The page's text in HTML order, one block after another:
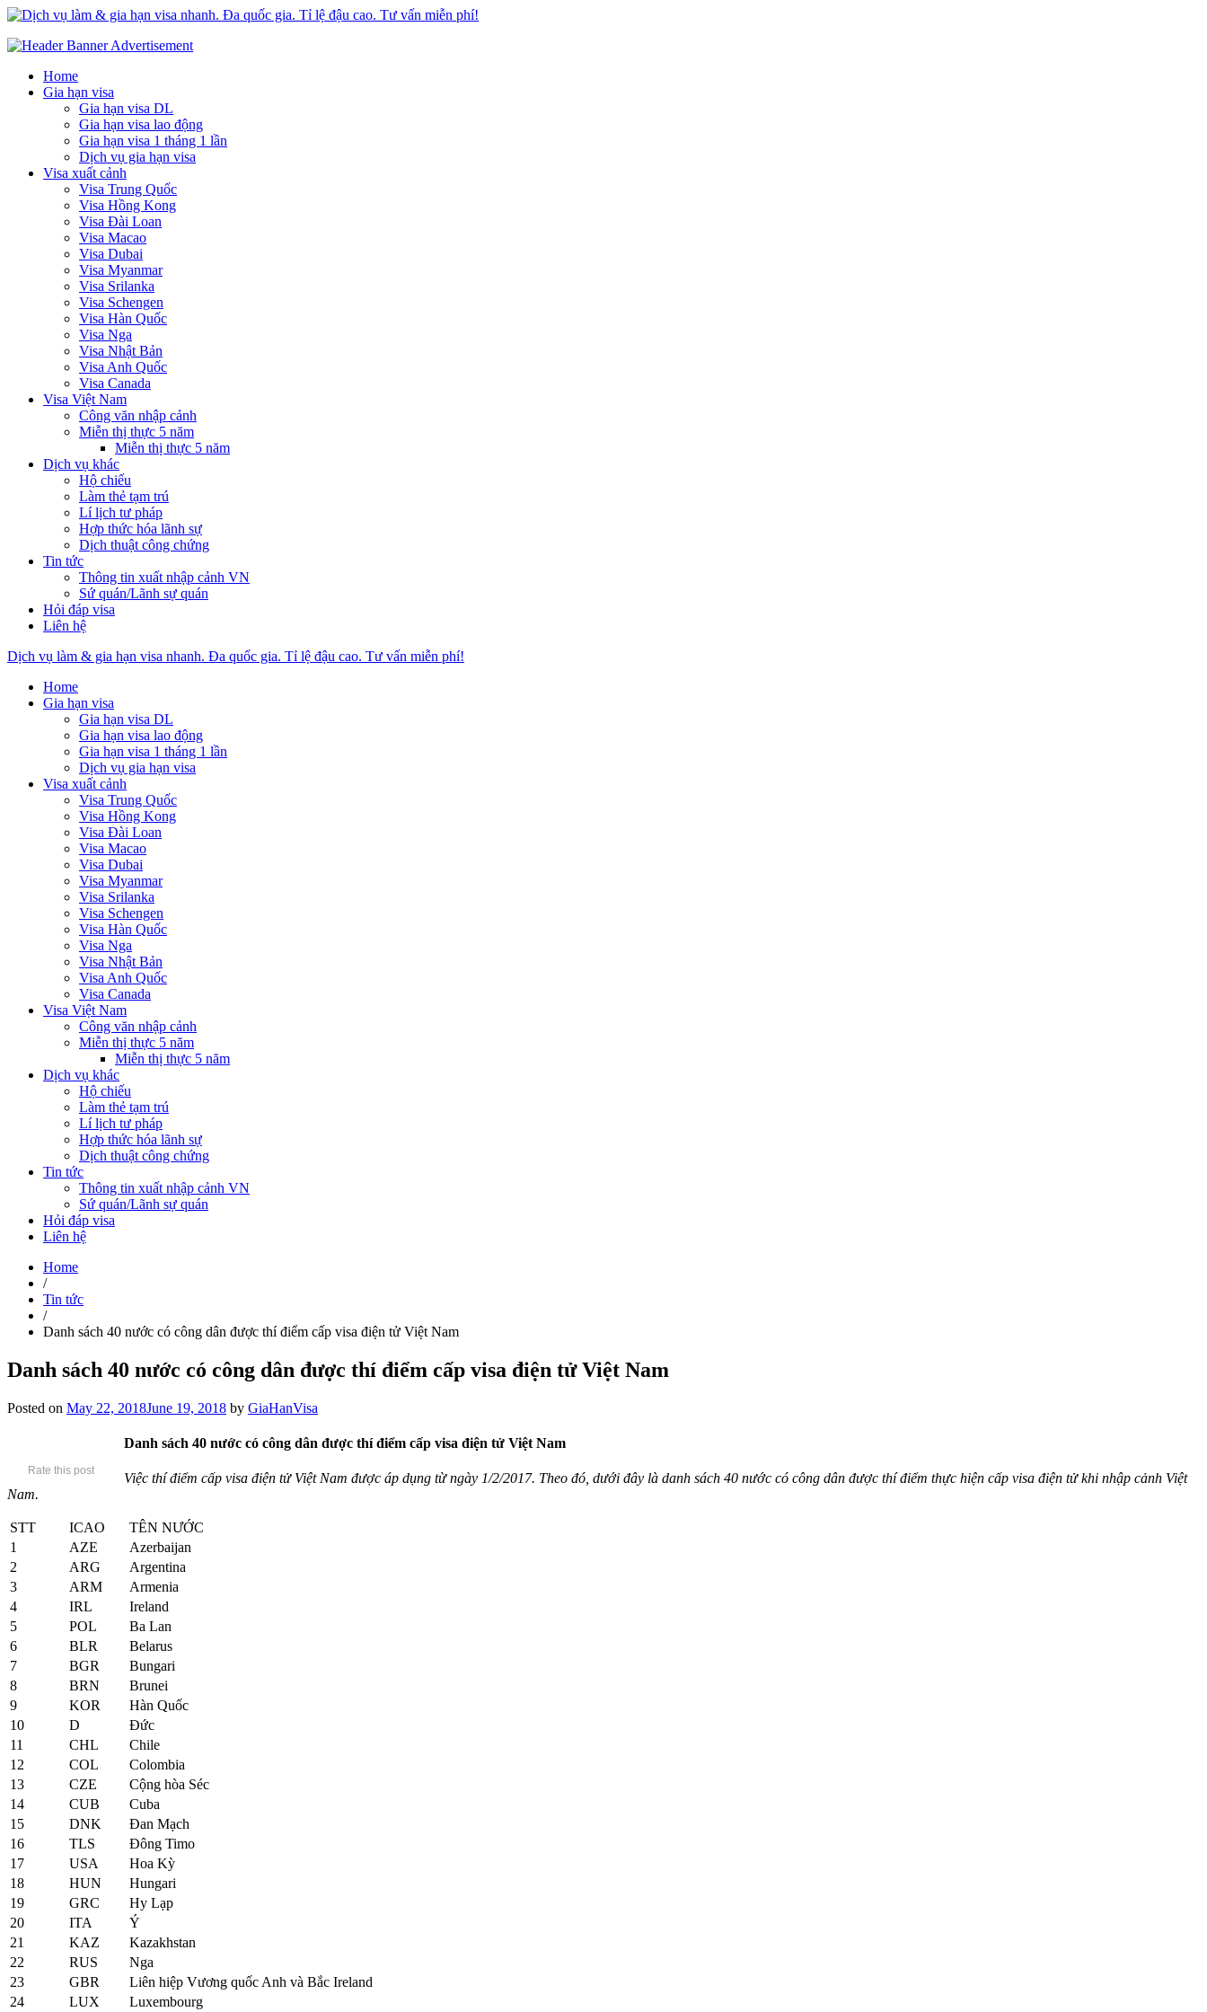
Dịch vụ làm & gia hạn visa nhanh. Đa quốc gia. Tỉ lệ đậu cao. Tư vấn miễn phí!
Home
Gia hạn visa
Gia hạn visa DL
Gia hạn visa lao động
Gia hạn visa 1 tháng 1 lần
Dịch vụ gia hạn visa
Visa xuất cảnh
Visa Trung Quốc
Visa Hồng Kong
Visa Đài Loan
Visa Macao
Visa Dubai
Visa Myanmar
Visa Srilanka
Visa Schengen
Visa Hàn Quốc
Visa Nga
Visa Nhật Bản
Visa Anh Quốc
Visa Canada
Visa Việt Nam
Công văn nhập cảnh
Miễn thị thực 5 năm
Miễn thị thực 5 năm
Dịch vụ khác
Hộ chiếu
Làm thẻ tạm trú
Lí lịch tư pháp
Hợp thức hóa lãnh sự
Dịch thuật công chứng
Tin tức
Thông tin xuất nhập cảnh VN
Sứ quán/Lãnh sự quán
Hỏi đáp visa
Liên hệ
Dịch vụ làm & gia hạn visa nhanh. Đa quốc gia. Tỉ lệ đậu cao. Tư vấn miễn phí!
Home
Gia hạn visa
Gia hạn visa DL
Gia hạn visa lao động
Gia hạn visa 1 tháng 1 lần
Dịch vụ gia hạn visa
Visa xuất cảnh
Visa Trung Quốc
Visa Hồng Kong
Visa Đài Loan
Visa Macao
Visa Dubai
Visa Myanmar
Visa Srilanka
Visa Schengen
Visa Hàn Quốc
Visa Nga
Visa Nhật Bản
Visa Anh Quốc
Visa Canada
Visa Việt Nam
Công văn nhập cảnh
Miễn thị thực 5 năm
Miễn thị thực 5 năm
Dịch vụ khác
Hộ chiếu
Làm thẻ tạm trú
Lí lịch tư pháp
Hợp thức hóa lãnh sự
Dịch thuật công chứng
Tin tức
Thông tin xuất nhập cảnh VN
Sứ quán/Lãnh sự quán
Hỏi đáp visa
Liên hệ
Home
/
Tin tức
/
Danh sách 40 nước có công dân được thí điểm cấp visa điện tử Việt Nam
Danh sách 40 nước có công dân được thí điểm cấp visa điện tử Việt Nam
Posted on May 22, 2018June 19, 2018 by GiaHanVisa
Rate this post
Danh sách 40 nước có công dân được thí điểm cấp visa điện tử Việt Nam
Việc thí điểm cấp visa điện tử Việt Nam được áp dụng từ ngày 1/2/2017. Theo đó, dưới đây là danh sách 40 nước có công dân được thí điểm thực hiện cấp visa điện tử khi nhập cảnh Việt
Nam.
STT ICAO
TÊN NƯỚC
1
AZE
Azerbaijan
2
ARG
Argentina
3
ARM
Armenia
4
IRL
Ireland
5
POL
Ba Lan
6
BLR
Belarus
7
BGR
Bungari
8
BRN
Brunei
9
KOR
Hàn Quốc
10
D
Đức
11
CHL
Chile
12
COL
Colombia
13
CZE
Cộng hòa Séc
14
CUB
Cuba
15
DNK
Đan Mạch
16
TLS
Đông Timo
17
USA
Hoa Kỳ
18
HUN
Hungari
19
GRC
Hy Lạp
20
ITA
Ý
21
KAZ
Kazakhstan
22
RUS
Nga
23
GBR
Liên hiệp Vương quốc Anh và Bắc Ireland
24
LUX
Luxembourg